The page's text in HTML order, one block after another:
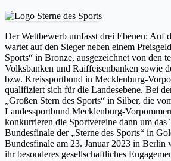
Der Wettbewerb umfasst drei Ebenen: Auf
wartet auf den Sieger neben einem
Sports“ in Bronze, ausgezeichnet von den
Volksbanken und Raiffeisenbanken sowie
bzw. Kreissportbund in Mecklenburg-
qualifiziert sich für die Landesebene. Bei
„Großen Stern des Sports“ in Silber, die
Landessportbund Mecklenburg-
konkurrieren die Sportvereine dann um das
Bundesfinale der „Sterne des Sports“ in
Bundesfinale am 23. Januar 2023 in Berlin
ihr besonderes gesellschaftliches